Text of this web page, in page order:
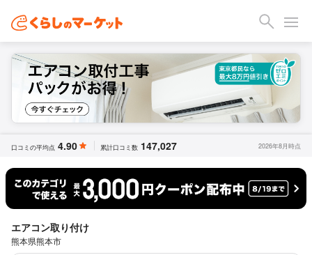
口コミの平均点 4.90 累計口コミ数 147,027 2026年8月時点
エアコン取り付け
熊本県熊本市